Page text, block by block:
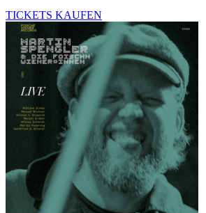
TICKETS KAUFEN